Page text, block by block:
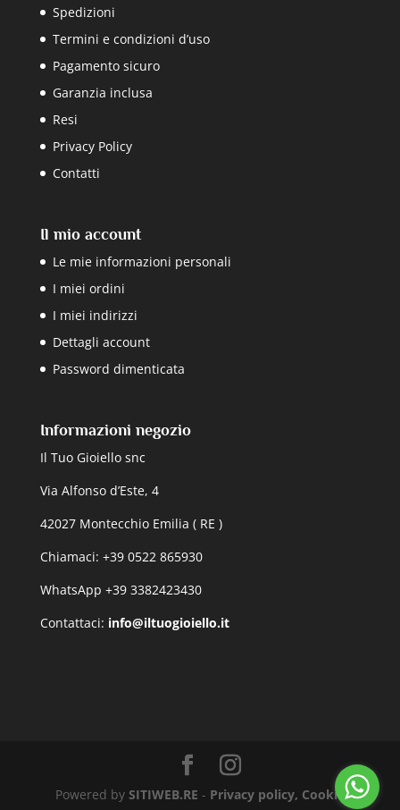
Spedizioni
Termini e condizioni d’uso
Pagamento sicuro
Garanzia inclusa
Resi
Privacy Policy
Contatti
Il mio account
Le mie informazioni personali
I miei ordini
I miei indirizzi
Dettagli account
Password dimenticata
Informazioni negozio
Il Tuo Gioiello snc
Via Alfonso d’Este, 4
42027 Montecchio Emilia ( RE )
Chiamaci: +39 0522 865930
WhatsApp +39 3382423430
Contattaci: info@iltuogioiello.it
Powered by SITIWEB.RE - Privacy policy, Cookie